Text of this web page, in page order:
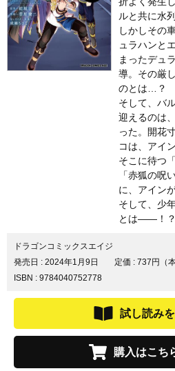
ルと共に水
しかしその
ュラハンと
まったデュ
導。その厳
のとは…？
そして、バ
迎えるのは
った。開花
コは、アイ
そこに待つ
「赤狐の呪
に、アイン
そして、少
とは――！？
ドラゴンコミックスエイジ
発売日 : 2024年1月9日 定価 : 737円（
ISBN : 9784040752778
試し読み
購入はこち